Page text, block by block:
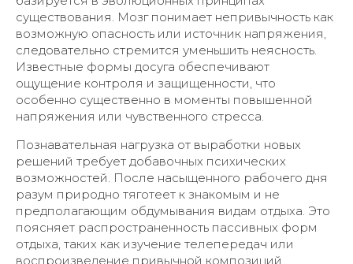
существования. Мозг понимает непривычность как
возможную опасность или источник напряжения,
следовательно стремится уменьшить неясность.
Известные формы досуга обеспечивают
ощущение контроля и защищенности, что
особенно существенно в моменты повышенной
напряжения или чувственного стресса.
Познавательная нагрузка от выработки новых
решений требует добавочных психических
возможностей. После насыщенного рабочего дня
разум природно тяготеет к знакомым и не
предполагающим обдумывания видам отдыха. Это
поясняет распространенность пассивных форм
отдыха, таких как изучение телепередач или
воспроизведение привычной композиций.